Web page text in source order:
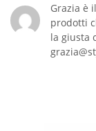
Grazia è
prodotti
la giusta